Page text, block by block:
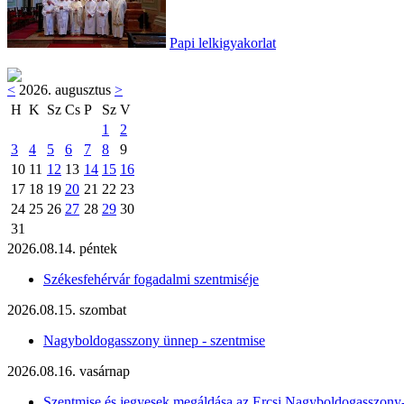
Papi lelkigyakorlat
< 2026. augusztus >
H K Sz Cs P Sz V
1
2
3
4 5 6 7 8
9
10 11 12 13 14 15 16
17 18 19 20 21 22 23
24 25 26 27 28 29 30
31
2026.08.14. péntek
Székesfehérvár fogadalmi szentmiséje
2026.08.15. szombat
Nagyboldogasszony ünnep - szentmise
2026.08.16. vasárnap